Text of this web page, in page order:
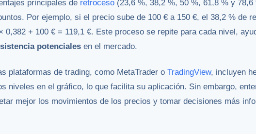
principales de retroceso (23,6 %, 38,2 %, 50 %, 61,8 % y
Por ejemplo, si el precio sube de 100 € a 150 €, el 38,2 % de
0,382 + 100 € = 119,1 €. Este proceso se repite para cada nivel,
potenciales en el mercado.
plataformas de trading, como MetaTrader o TradingView, incluyen
niveles en el gráfico, lo que facilita su aplicación. Sin embargo,
mejor los movimientos de los precios y tomar decisiones más